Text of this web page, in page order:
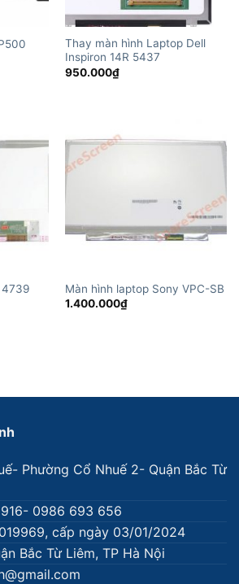
Thay màn hình Laptop Dell
Inspiron 14R 5437
950.000₫
4739
Màn hình laptop Sony VPC-SB
1.400.000₫
Phường Cổ Nhuế 2- Quận Bắc Từ
0986 693 656
cấp ngày 03/01/2024
Bắc Từ Liêm, TP Hà Nội